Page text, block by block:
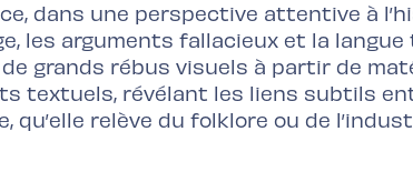
dans une perspective attentive à
les arguments fallacieux et la
de grands rébus visuels à partir de
textuels, révélant les liens subtils
qu’elle relève du folklore ou de